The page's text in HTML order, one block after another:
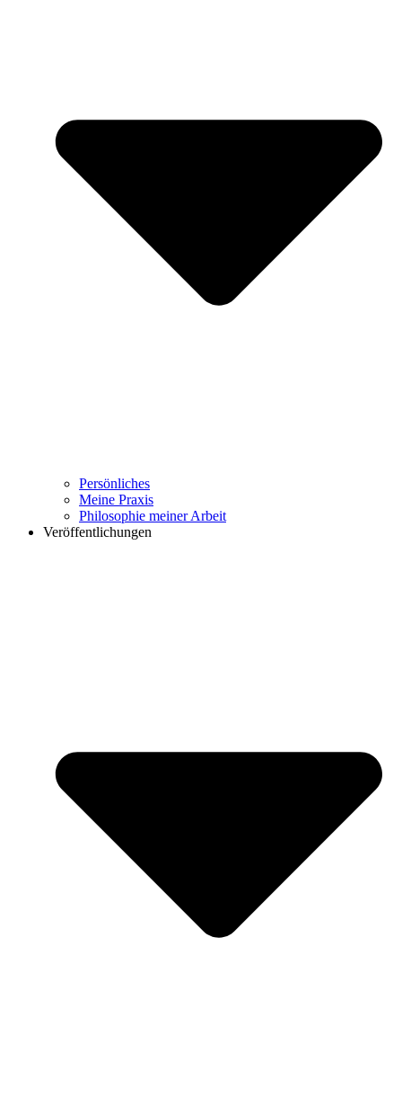
Persönliches
Meine Praxis
Philosophie meiner Arbeit
Veröffentlichungen